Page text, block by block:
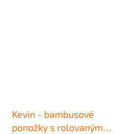
Kevin - bambusové
ponožky s rolovaným